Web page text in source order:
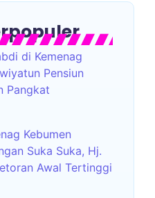
di Kemenag
Pensiun
Pangkat
Kebumen
Suka Suka, Hj.
Awal Tertinggi